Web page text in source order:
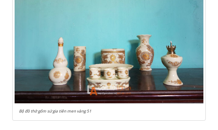
Bộ đồ thờ gốm sứ gia tiên men vàng 51